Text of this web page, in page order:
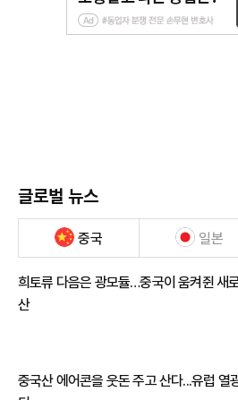
글로벌 뉴스
중국 일본
희토류 다음은 광모듈…중국이 움켜쥔 새
산
중국산 에어콘을 웃돈 주고 산다...유럽 열